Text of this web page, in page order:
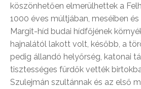
köszönhetően elmerülhettek a
1000 éves múltjában, meséiben
Margit-híd budai hídfőjének
hajnalától lakott volt, később, a
pedig állandó helyőrség, katonai
tisztességes fürdők vették
Szulejmán szultánnak és az első